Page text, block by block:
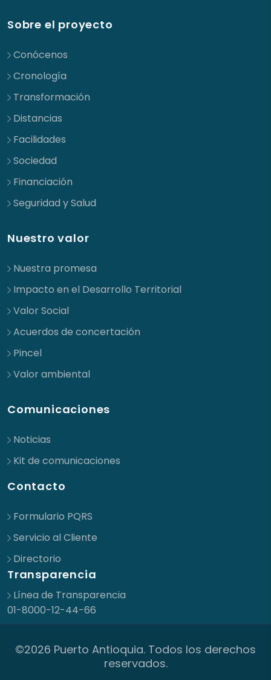
Sobre el proyecto
Conócenos
Cronología
Transformación
Distancias
Facilidades
Sociedad
Financiación
Seguridad y Salud
Nuestro valor
Nuestra promesa
Impacto en el Desarrollo Territorial
Valor Social
Acuerdos de concertación
Pincel
Valor ambiental
Comunicaciones
Noticias
Kit de comunicaciones
Contacto
Formulario PQRS
Servicio al Cliente
Directorio
Transparencia
Línea de Transparencia
01-8000-12-44-66
©2026 Puerto Antioquia. Todos los derechos
reservados.